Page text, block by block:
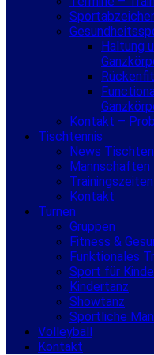
Haltung
Kontakt –
Tischtennis
News
Mannschaften
Trainingszeiten
Kontakt
Turnen
Gruppen
Fitness &
Funktionales
Sport für
Kindertanz
Showtanz
Sportliche
Volleyball
Kontakt